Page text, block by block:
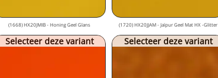
(1668) HX20JMIB - Honing Geel Glans (1720) HX20JJAM - Jaïpur Geel Mat HX -Glitter
Selecteer deze variant Selecteer deze variant